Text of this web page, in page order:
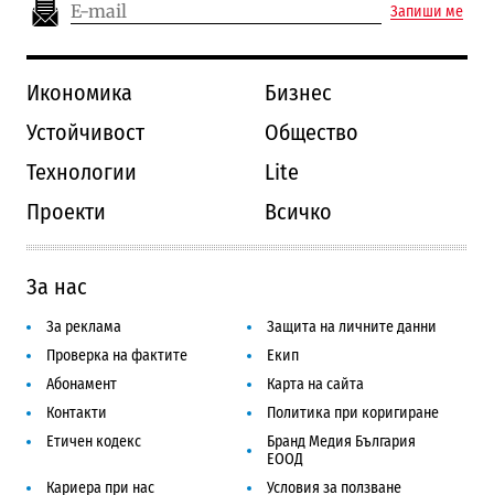
Запиши ме
Икономика
Бизнес
Устойчивост
Общество
Технологии
Lite
Проекти
Всичко
За нас
За реклама
Защита на личните данни
Проверка на фактите
Екип
Абонамент
Карта на сайта
Контакти
Политика при коригиране
Етичен кодекс
Бранд Медия България
ЕООД
Кариера при нас
Условия за ползване